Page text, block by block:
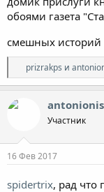
обоями газета
смешных историй
Р
е
а
:
prizrakps и
Участник
16 Фев 2017
spidertrix, рад что